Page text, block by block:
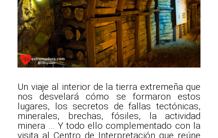
Un viaje al interior de la tierra extremeña que
nos desvelará cómo se formaron estos
lugares, los secretos de fallas tectónicas,
minerales, brechas, fósiles, la actividad
minera … Y todo ello complementado con la
visita al Centro de Interpretación que reúne